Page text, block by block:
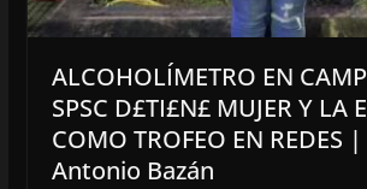
ALCOHOLÍMETRO EN
SPSC D£TI£N£ MUJER Y LA
COMO TROFEO EN REDES
Antonio Bazán